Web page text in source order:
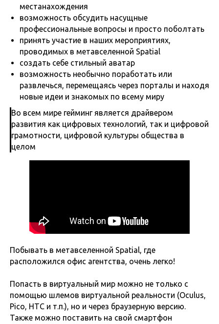
местанахождения
возможность обсудить насущные
профессиональные вопросы и просто поболтать
принять участие в наших мероприятиях,
проводимых в метавселенной Spatial
создать себе стильный аватар
возможность необычно поработать или
развлечься, перемещаясь через порталы и находя
новые идеи и знакомых по всему миру
Во всем мире гейминг является драйвером
развития как цифровых технологий, так и цифровой
грамотности, цифровой культуры общества в
целом
Побывать в метавселенной Spatial, где
расположился офис агентства, очень легко!
Попасть в виртуальный мир можно не только с
помощью шлемов виртуальной реальности (Oculus,
Pico, HTC и т.п.), но и через браузерную версию.
Также можно поставить на свой смартфон